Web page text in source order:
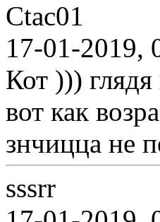
Ctac01
17-01-2019,
Кот )))
вот как
знчицца не
sssrr